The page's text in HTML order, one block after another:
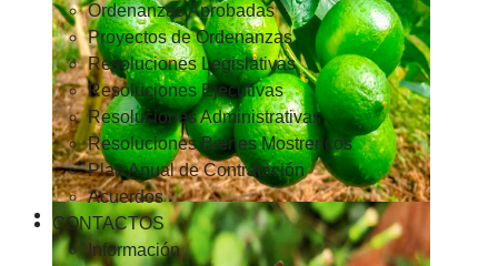
Ordenanzas Aprobadas
Proyectos de Ordenanzas
Resoluciones Legislativas
Resoluciones Ejecutivas
Resoluciones Administrativas
Resoluciones Bienes Mostrencos
Plan Anual de Contratación
Acuerdos
CONTACTOS
Información